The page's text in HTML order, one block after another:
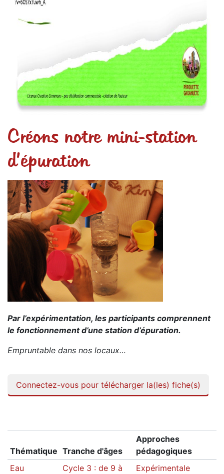
Créons notre mini-station
d’épuration
Par l’expérimentation, les participants comprennent
le fonctionnement d’une station d’épuration.
Empruntable dans nos locaux…
Connectez-vous pour télécharger la(les) fiche(s)
Thématique Tranche d'âges
Approches
pédagogiques
Eau
Cycle 3 : de 9 à Expérimentale